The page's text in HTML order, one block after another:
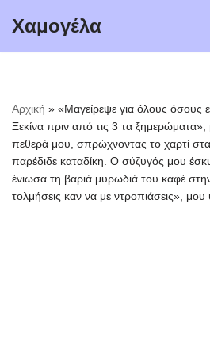
Χαμογέλα
Αρχική » «Μαγείρεψε για όλους όσους
Ξεκίνα πριν από τις 3 τα ξημερώματα»,
πεθερά μου, σπρώχνοντας το χαρτί
παρέδιδε καταδίκη. Ο σύζυγός μου
ένιωσα τη βαριά μυρωδιά του καφέ
τολμήσεις καν να με ντροπιάσεις», μου